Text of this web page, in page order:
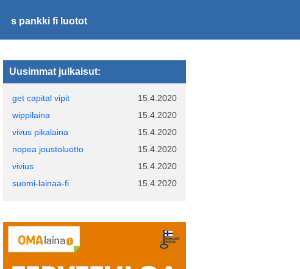
s pankki fi luotot
Uusimmat julkaisut:
get capital vipit
15.4.2020
wippilaina
15.4.2020
vivus pikalaina
15.4.2020
nopea joustoluotto
15.4.2020
vivius
15.4.2020
suomi-lainaa-fi
15.4.2020